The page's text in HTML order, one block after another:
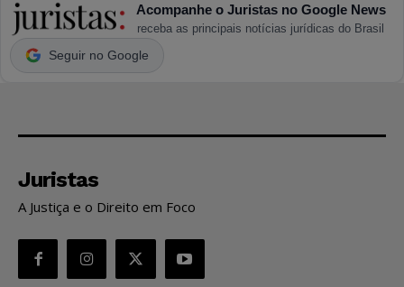
Acompanhe o Juristas no Google News
receba as principais notícias jurídicas do Brasil
Seguir no Google
Juristas
A Justiça e o Direito em Foco